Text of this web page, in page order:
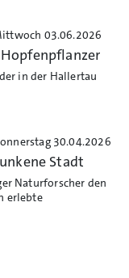
03.06.2026
in der Hallertau
30.04.2026
Stadt
Naturforscher den
erlebte